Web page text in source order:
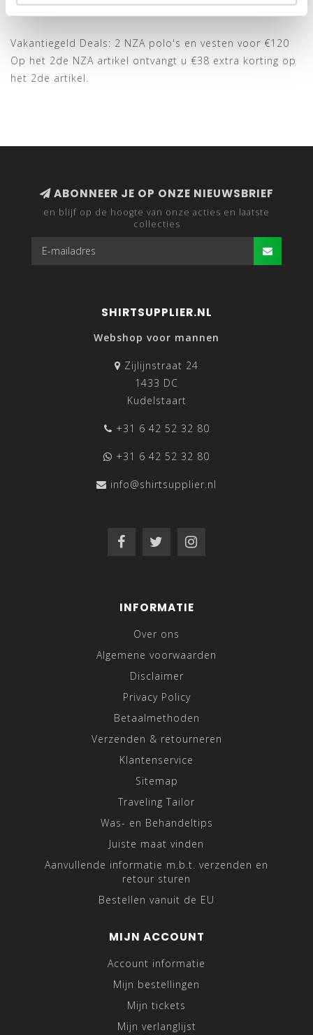
Vakantiegeld Deals: 2 NZA polo's en vesten voor €120
Op het 2de NZA artikel ontvangt u €38 extra korting op
het 2de artikel.
ABONNEER JE OP ONZE NIEUWSBRIEF
en blijf op de hoogte van onze acties en laatste
collecties
SHIRTSUPPLIER.NL
Webshop voor mannen
Zijlijnstraat 24
1433 DC
Kudelstaart
+31 6 42 52 32 80
+31 6 42 52 32 80
info@shirtsupplier.nl
INFORMATIE
Over ons
Algemene voorwaarden
Disclaimer
Privacy Policy
Betaalmethoden
Verzenden & retourneren
Klantenservice
Sitemap
Traveling Tailor
Was- en Behandeltips
Juiste maat vinden
Aanvullende informatie m.b.t. verzenden en
retour sturen
Bestellen vanuit de EU
MIJN ACCOUNT
Account informatie
Mijn bestellingen
Mijn tickets
Mijn verlanglijst